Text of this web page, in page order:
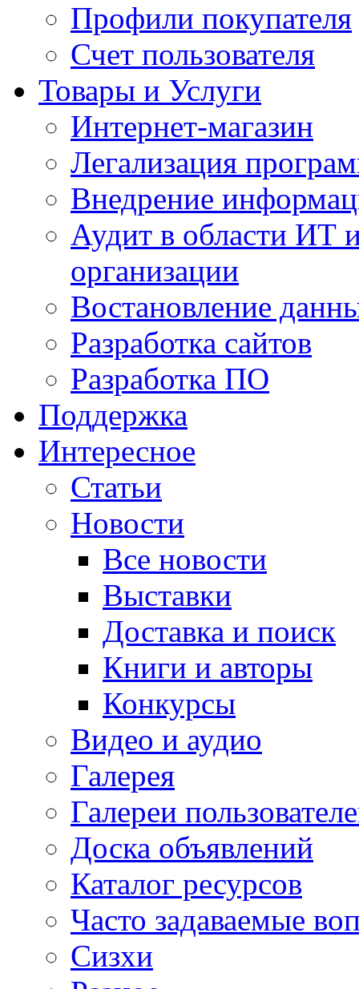
Профили покупателя
Счет пользователя
Товары и Услуги
Интернет-магазин
Легализация
Внедрение
Аудит в области ИТ
организации
Востановление
Разработка сайтов
Разработка ПО
Поддержка
Интересное
Статьи
Новости
Все новости
Выставки
Доставка и поиск
Книги и авторы
Конкурсы
Видео и аудио
Галерея
Галереи
Доска объявлений
Каталог ресурсов
Часто задаваемые
Сизхи